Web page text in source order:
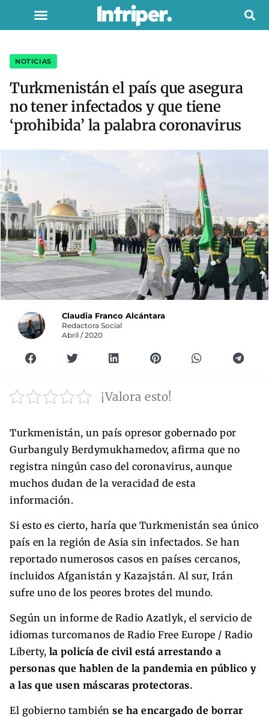
NOTICIAS
Turkmenistán el país que asegura
no tener infectados y que tiene
‘prohibida’ la palabra coronavirus
Claudia Franco Alcántara
Redactora Social
Abril / 2020
¡Valora esto!
Turkmenistán, un país opresor gobernado por
Gurbanguly Berdymukhamedov, afirma que no
registra ningún caso del coronavirus, aunque
muchos dudan de la veracidad de esta
información.
Si esto es cierto, haría que Turkmenistán sea único
país en la región de Asia sin infectados. Se han
reportado numerosos casos en países cercanos,
incluidos Afganistán y Kazajstán. Al sur, Irán
sufre uno de los peores brotes del mundo.
Según un informe de Radio Azatlyk, el servicio de
idiomas turcomanos de Radio Free Europe / Radio
Liberty, la policía de civil está arrestando a
personas que hablen de la pandemia en público y
a las que usen máscaras protectoras.
El gobierno también se ha encargado de borrar